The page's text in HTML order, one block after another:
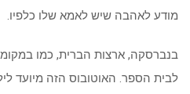
מודע לאהבה שיש לאמא שלו כלפיו.
בנברסקה, ארצות הברית, כמו
לבית הספר. האוטובוס הזה מיועד